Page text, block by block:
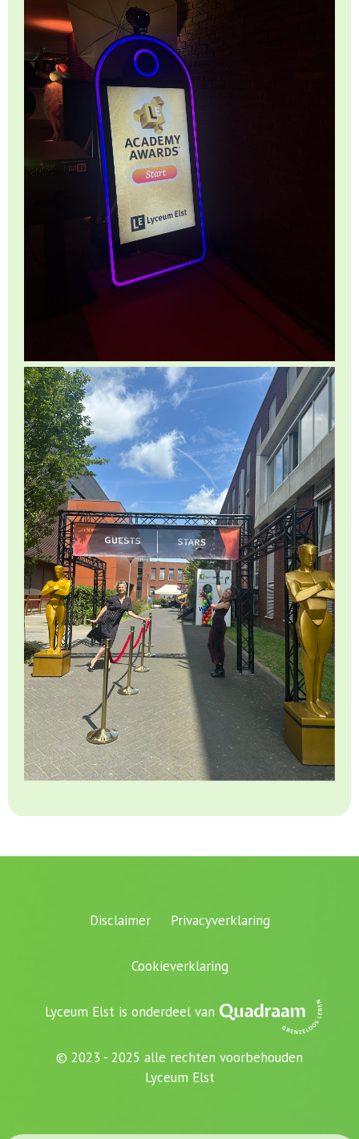
Disclaimer Privacyverklaring
Cookieverklaring
Lyceum Elst is onderdeel van
© 2023 - 2025 alle rechten voorbehouden
Lyceum Elst